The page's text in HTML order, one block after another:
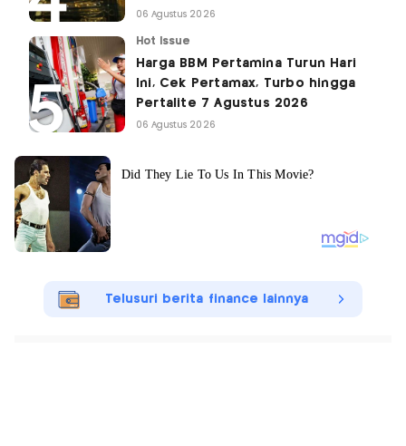
06 Agustus 2026
Hot Issue
Harga BBM Pertamina Turun Hari
Ini, Cek Pertamax, Turbo hingga
Pertalite 7 Agustus 2026
06 Agustus 2026
Telusuri berita finance lainnya